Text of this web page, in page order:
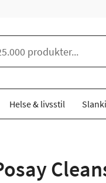
Helse & livsstil